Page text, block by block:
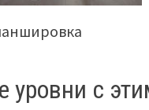
уровни с